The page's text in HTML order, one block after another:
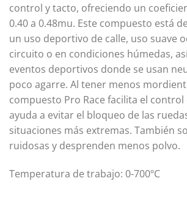
control y tacto, ofreciendo un
0.40 a 0.48mu. Este compuesto está
un uso deportivo de calle, uso suave
circuito o en condiciones húmedas,
eventos deportivos donde se usan
poco agarre. Al tener menos
compuesto Pro Race facilita el control
ayuda a evitar el bloqueo de las
situaciones más extremas. También
ruidosas y desprenden menos polvo.
Temperatura de trabajo: 0-700ºC